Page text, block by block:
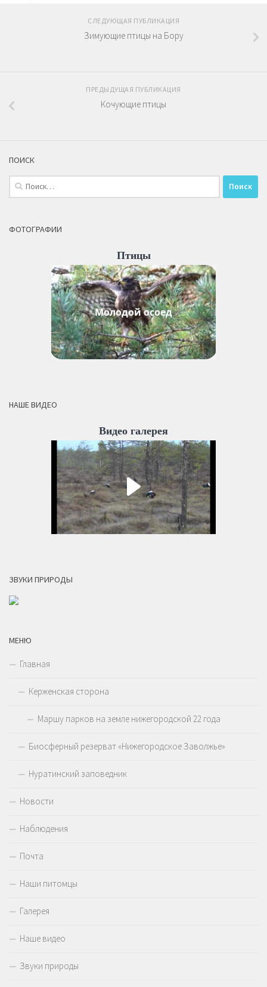
СЛЕДУЮЩАЯ ПУБЛИКАЦИЯ
Зимующие птицы на Бору
ПРЕДЫДУЩАЯ ПУБЛИКАЦИЯ
Кочующие птицы
ПОИСК
Найти:
ФОТОГРАФИИ
Птицы
Молодой осоед
НАШЕ ВИДЕО
Видео галерея
ЗВУКИ ПРИРОДЫ
МЕНЮ
Главная
Керженская сторона
Маршу парков на земле нижегородской 22 года
Биосферный резерват «Нижегородское Заволжье»
Нуратинский заповедник
Новости
Наблюдения
Почта
Наши питомцы
Галерея
Наше видео
Звуки природы